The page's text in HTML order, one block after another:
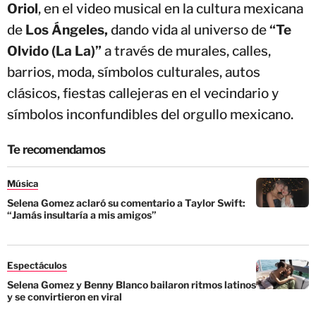
Oriol, en el video musical en la cultura mexicana
de Los Ángeles, dando vida al universo de“Te
Olvido (La La)” a través de murales, calles,
barrios, moda, símbolos culturales, autos
clásicos, fiestas callejeras en el vecindario y
símbolos inconfundibles del orgullo mexicano.
Te recomendamos
Música
Selena Gomez aclaró su comentario a Taylor Swift:
“Jamás insultaría a mis amigos”
Espectáculos
Selena Gomez y Benny Blanco bailaron ritmos latinos
y se convirtieron en viral